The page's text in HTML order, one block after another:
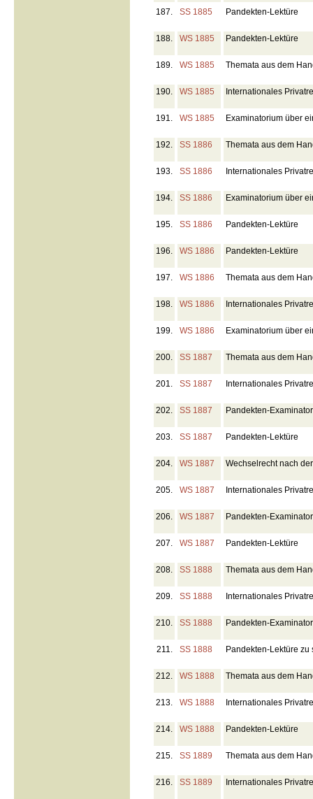
187. SS 1885 Pandekten-Lektüre
188. WS 1885 Pandekten-Lektüre
189. WS 1885 Themata aus dem
190. WS 1885 Internationales
191. WS 1885 Examinatorium über
192. SS 1886 Themata aus dem
193. SS 1886 Internationales
194. SS 1886 Examinatorium über
195. SS 1886 Pandekten-Lektüre
196. WS 1886 Pandekten-Lektüre
197. WS 1886 Themata aus dem
198. WS 1886 Internationales
199. WS 1886 Examinatorium über
200. SS 1887 Themata aus dem
201. SS 1887 Internationales
202. SS 1887 Pandekten-
203. SS 1887 Pandekten-Lektüre
204. WS 1887 Wechselrecht nach
205. WS 1887 Internationales
206. WS 1887 Pandekten-
207. WS 1887 Pandekten-Lektüre
208. SS 1888 Themata aus dem
209. SS 1888 Internationales
210. SS 1888 Pandekten-
211. SS 1888 Pandekten-Lektüre
212. WS 1888 Themata aus dem
213. WS 1888 Internationales
214. WS 1888 Pandekten-Lektüre
215. SS 1889 Themata aus dem
216. SS 1889 Internationales